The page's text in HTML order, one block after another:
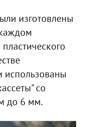
изготовлены
со
до 6 мм.